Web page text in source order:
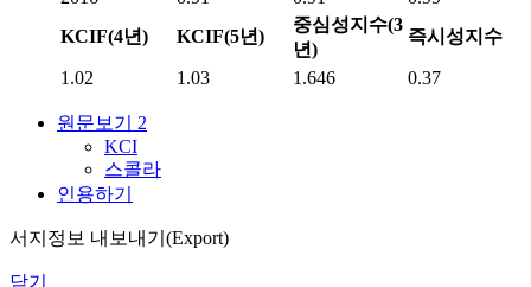
KCIF(4년)
KCIF(5년)
중심성지수(3
년)
즉시성지수
1.02 1.03 1.646 0.37
원문보기 2
KCI
스콜라
인용하기
서지정보 내보내기(Export)
닫기